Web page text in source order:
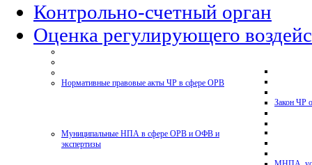
Контрольно-счетный орган
Оценка регулирующего
Нормативные правовые акты ЧР в сфере ОРВ
Закон ЧР
Муниципальные НПА в сфере ОРВ и ОФВ и
экспертизы